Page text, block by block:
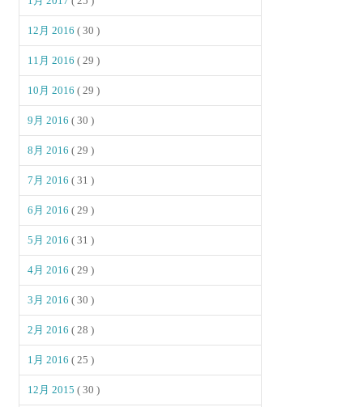
12月 2016( 30 )
11月 2016( 29 )
10月 2016( 29 )
9月 2016( 30 )
8月 2016( 29 )
7月 2016( 31 )
6月 2016( 29 )
5月 2016( 31 )
4月 2016( 29 )
3月 2016( 30 )
2月 2016( 28 )
1月 2016( 25 )
12月 2015( 30 )